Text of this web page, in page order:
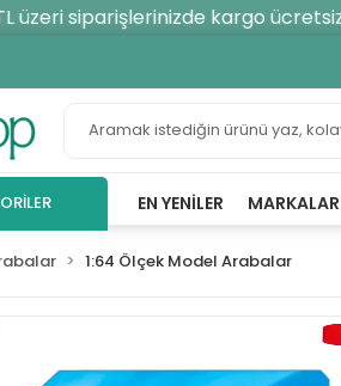
üzeri siparişlerinizde kargo ücretsiz.
EN YENILER MARKALAR
1:64 Ölçek Model Arabalar